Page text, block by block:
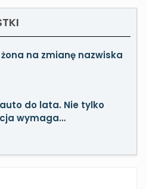
na zmianę nazwiska
do lata. Nie tylko
wymaga…